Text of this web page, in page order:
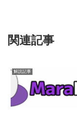
関連記事
解説記事